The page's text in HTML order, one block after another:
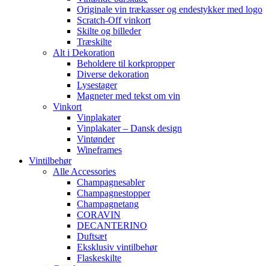
Originale vin trækasser og endestykker med logo
Scratch-Off vinkort
Skilte og billeder
Træskilte
Alt i Dekoration
Beholdere til korkpropper
Diverse dekoration
Lysestager
Magneter med tekst om vin
Vinkort
Vinplakater
Vinplakater – Dansk design
Vintønder
Wineframes
Vintilbehør
Alle Accessories
Champagnesabler
Champagnestopper
Champagnetang
CORAVIN
DECANTERINO
Duftsæt
Eksklusiv vintilbehør
Flaskeskilte